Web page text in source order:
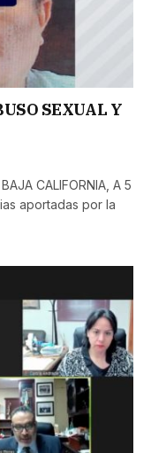
SEXUAL Y
CALIFORNIA, A 5
aportadas por la